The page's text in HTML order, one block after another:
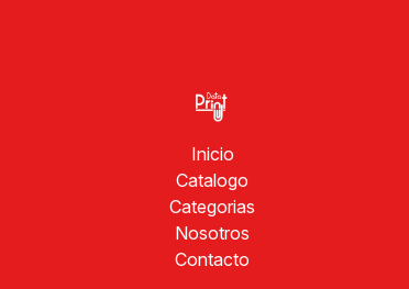
Inicio
Catalogo
Categorias
Nosotros
Contacto